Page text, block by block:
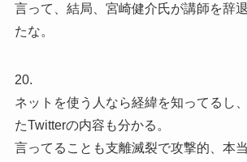
言って、結局、宮崎健介氏が講師を辞
たな。
20.
ネットを使う人なら経緯を知ってるし
たTwitterの内容も分かる。
言ってることも支離滅裂で攻撃的、本